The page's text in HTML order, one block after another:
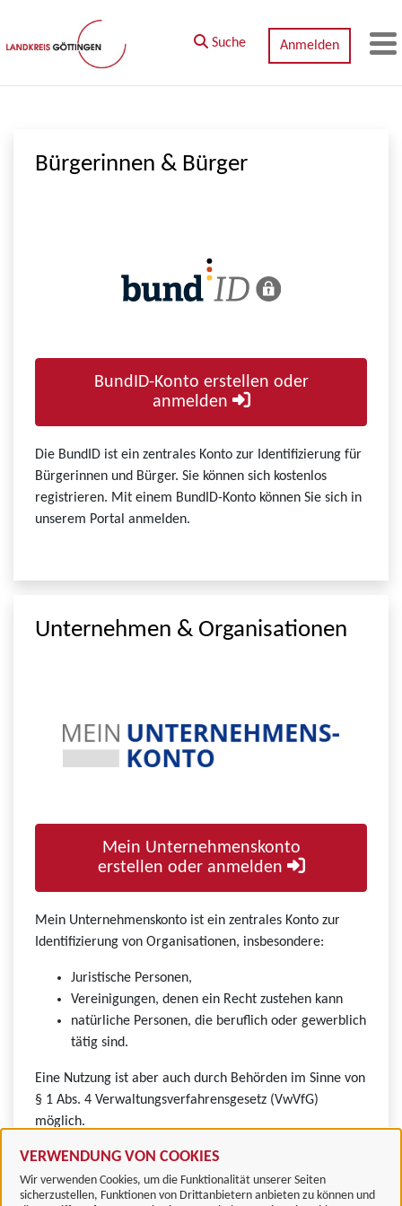
Zum Hauptinhalt springen
VERWENDUNG VON COOKIES
Wir verwenden Cookies, um die Funktionalität unserer Seiten
sicherzustellen, Funktionen von Drittanbietern anbieten zu können und
Suche Anmelden
Bürgerinnen & Bürger
BundID-Konto erstellen oder
anmelden
Die BundID ist ein zentrales Konto zur Identifizierung für
Bürgerinnen und Bürger. Sie können sich kostenlos
registrieren. Mit einem BundID-Konto können Sie sich in
unserem Portal anmelden.
Unternehmen & Organisationen
Mein Unternehmenskonto
erstellen oder anmelden
Mein Unternehmenskonto ist ein zentrales Konto zur
Identifizierung von Organisationen, insbesondere:
Juristische Personen,
Vereinigungen, denen ein Recht zustehen kann
natürliche Personen, die beruflich oder gewerblich
tätig sind.
Eine Nutzung ist aber auch durch Behörden im Sinne von
§ 1 Abs. 4 Verwaltungsverfahrensgesetz (VwVfG)
möglich.